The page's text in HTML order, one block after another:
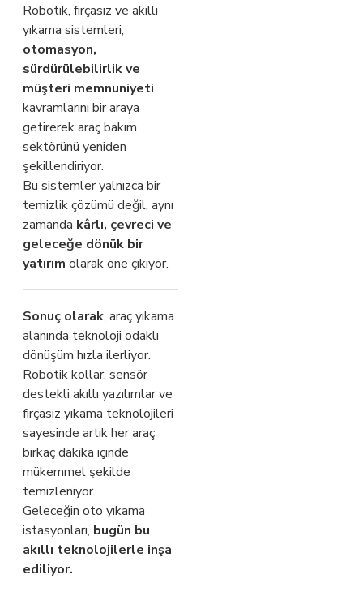
Robotik, fırçasız ve akıllı
yıkama sistemleri;
otomasyon,
sürdürülebilirlik ve
müşteri memnuniyeti
kavramlarını bir araya
getirerek araç bakım
sektörünü yeniden
şekillendiriyor.
Bu sistemler yalnızca bir
temizlik çözümü değil, aynı
zamanda kârlı, çevreci ve
geleceğe dönük bir
yatırım olarak öne çıkıyor.
Sonuç olarak, araç yıkama
alanında teknoloji odaklı
dönüşüm hızla ilerliyor.
Robotik kollar, sensör
destekli akıllı yazılımlar ve
fırçasız yıkama teknolojileri
sayesinde artık her araç
birkaç dakika içinde
mükemmel şekilde
temizleniyor.
Geleceğin oto yıkama
istasyonları, bugün bu
akıllı teknolojilerle inşa
ediliyor.